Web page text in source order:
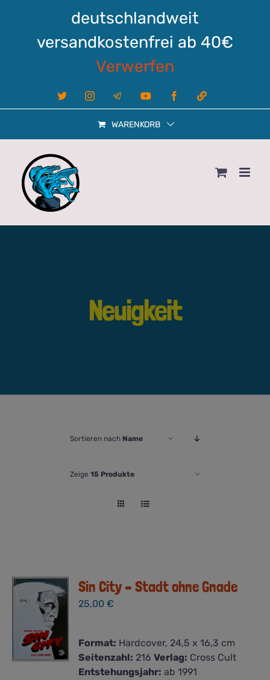
deutschlandweit
versandkostenfrei ab 40€
Verwerfen
X InstagramTelegram YouTube FacebookLinktree
WARENKORB
Neuigkeit
Sortieren nach Name
Zeige 15 Produkte
Sin City – Stadt ohne Gnade
25,00€
Format: Hardcover, 24,5 x 16,3 cm
Seitenzahl: 216Verlag: Cross Cult
Entstehungsjahr: ab 1991